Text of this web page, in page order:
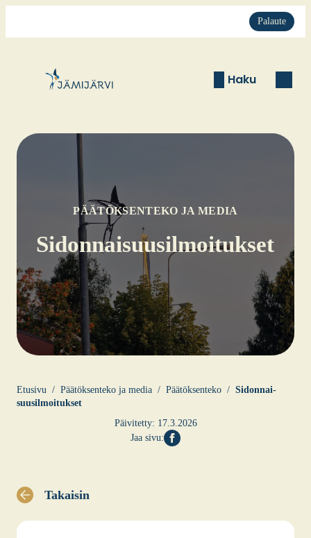
Palaute
Haku
PÄÄTÖKSENTEKO JA MEDIA
Sidon­nai­suusil­moi­tuk­set
Etusi­vu Pää­tök­sen­te­ko ja media Pää­tök­sen­te­ko
Sidon­nai­
suusil­moi­tuk­set
Päivitetty: 17.3.2026
Jaa sivu:
Takaisin